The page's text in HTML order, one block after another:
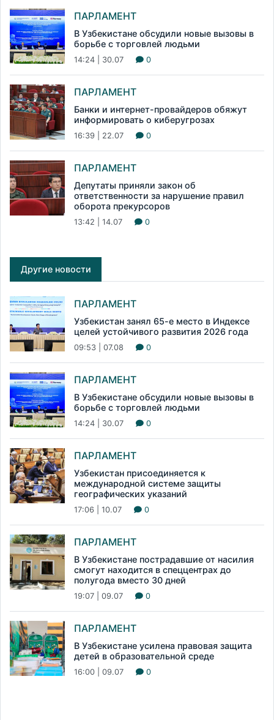
ПАРЛАМЕНТ
В Узбекистане обсудили новые вызовы в
борьбе с торговлей людьми
14:24 | 30.07 0
ПАРЛАМЕНТ
Банки и интернет-провайдеров обяжут
информировать о киберугрозах
16:39 | 22.07 0
ПАРЛАМЕНТ
Депутаты приняли закон об
ответственности за нарушение правил
оборота прекурсоров
13:42 | 14.07 0
Другие новости
ПАРЛАМЕНТ
Узбекистан занял 65-е место в Индексе
целей устойчивого развития 2026 года
09:53 | 07.08 0
ПАРЛАМЕНТ
В Узбекистане обсудили новые вызовы в
борьбе с торговлей людьми
14:24 | 30.07 0
ПАРЛАМЕНТ
Узбекистан присоединяется к
международной системе защиты
географических указаний
17:06 | 10.07 0
ПАРЛАМЕНТ
В Узбекистане пострадавшие от насилия
смогут находится в спеццентрах до
полугода вместо 30 дней
19:07 | 09.07 0
ПАРЛАМЕНТ
В Узбекистане усилена правовая защита
детей в образовательной среде
16:00 | 09.07 0